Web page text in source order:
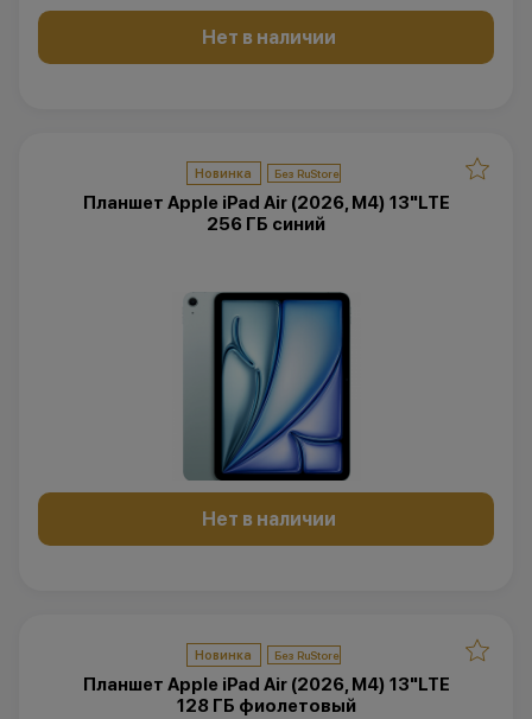
Нет в наличии
Новинка
Планшет Apple iPad Air (2026, M4) 13"LTE
256 ГБ синий
Нет в наличии
Новинка
Планшет Apple iPad Air (2026, M4) 13"LTE
128 ГБ фиолетовый